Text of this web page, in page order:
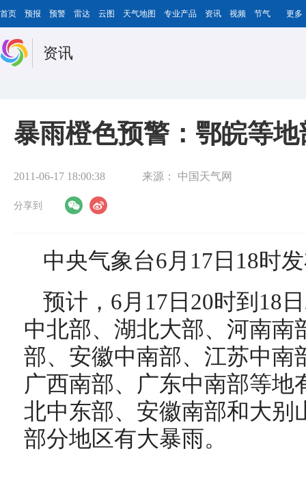
首页 预报 预警 雷达 云图 天气地图 专业产品 资讯 视频 节气 更多
资讯
暴雨橙色预警：鄂皖等
2011-06-17 18:00:38 来源： 中国天气网
分享到
中央气象台6月17日18时
预计，6月17日20时到18
中北部、湖北大部、河南南
部、安徽中南部、江苏中南
广西南部、广东中南部等
北中东部、安徽南部和大别
部分地区有大暴雨。